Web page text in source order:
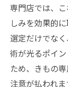
専門店では、
しみを効果的
選定だけでな
術が光るポイ
ため、きもの
注意が払われま